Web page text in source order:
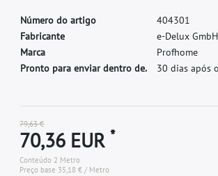
Número do artigo 404301
Fabricante e-Delux GmbH
Marca Profhome
Pronto para enviar dentro de.
30 dias após
79,63 €
70,36 EUR*
Conteúdo 2 Metro
Preço base 35,18 € / Metro